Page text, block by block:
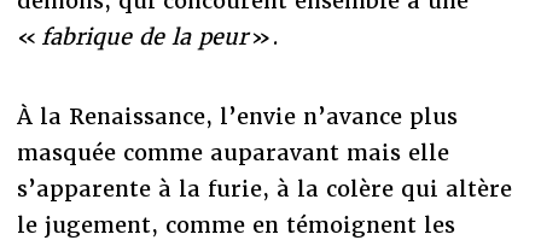
« fabrique de la peur».
À la Renaissance, l’envie n’avance plus
masquée comme auparavant mais elle
s’apparente à la furie, à la colère qui altère
le jugement, comme en témoignent les